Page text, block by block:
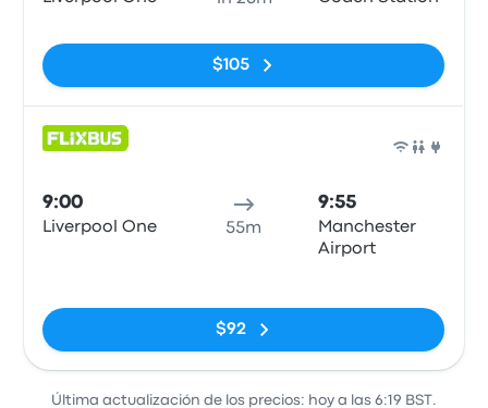
$105
9:00
Liverpool One 55m
9:55
Manchester
Airport
$92
Última actualización de los precios: hoy a las 6:19 BST.